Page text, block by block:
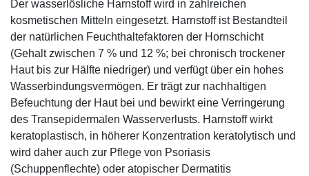
Der wasserlösliche Harnstoff wird in zahlreichen
kosmetischen Mitteln eingesetzt. Harnstoff ist Bestandteil
der natürlichen Feuchthaltefaktoren der Hornschicht
(Gehalt zwischen 7 % und 12 %; bei chronisch trockener
Haut bis zur Hälfte niedriger) und verfügt über ein hohes
Wasserbindungsvermögen. Er trägt zur nachhaltigen
Befeuchtung der Haut bei und bewirkt eine Verringerung
des Transepidermalen Wasserverlusts. Harnstoff wirkt
keratoplastisch, in höherer Konzentration keratolytisch und
wird daher auch zur Pflege von Psoriasis
(Schuppenflechte) oder atopischer Dermatitis